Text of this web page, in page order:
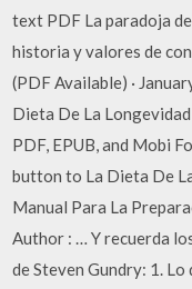
text PDF La paradoja
historia y valores de
(PDF Available) ·
Dieta De La
PDF, EPUB, and Mobi
button to La Dieta De
Manual Para La
Author : … Y recuerda
de Steven Gundry: 1.